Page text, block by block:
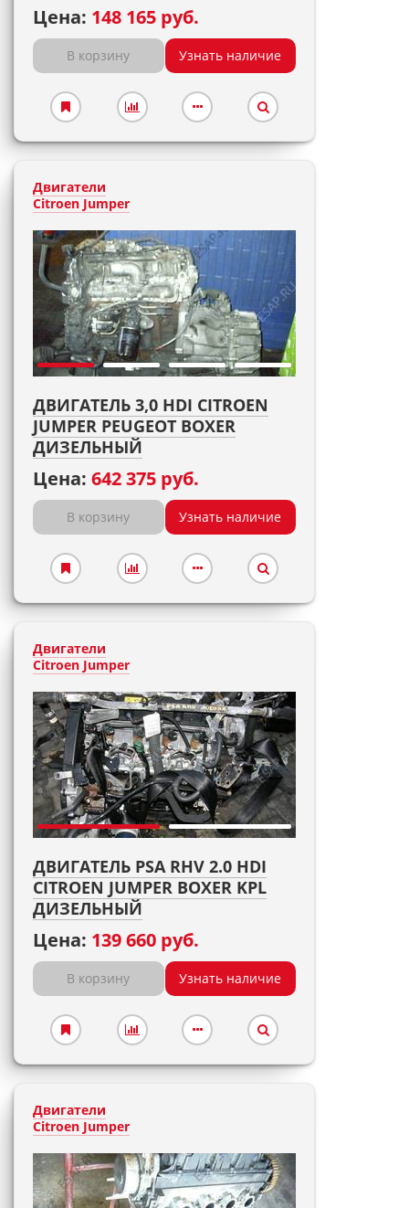
Цена: 148 165 руб.
В корзину Узнать наличие
Двигатели
Citroen Jumper
ДВИГАТЕЛЬ 3,0 HDI CITROEN
JUMPER PEUGEOT BOXER
ДИЗЕЛЬНЫЙ
Цена: 642 375 руб.
В корзину Узнать наличие
Двигатели
Citroen Jumper
ДВИГАТЕЛЬ PSA RHV 2.0 HDI
CITROEN JUMPER BOXER KPL
ДИЗЕЛЬНЫЙ
Цена: 139 660 руб.
В корзину Узнать наличие
Двигатели
Citroen Jumper